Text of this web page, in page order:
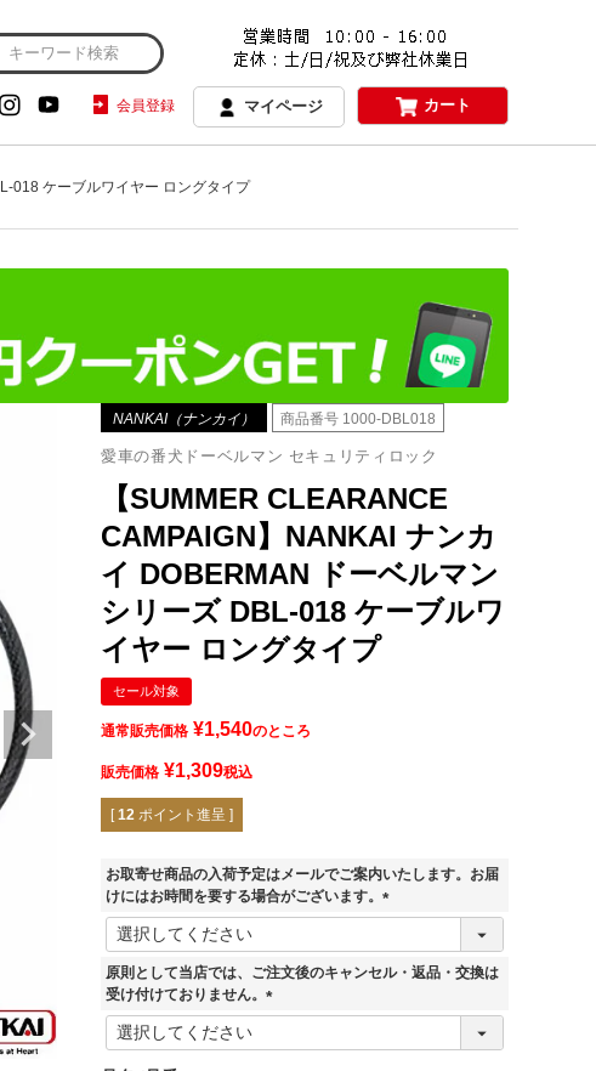
会員登録 マイページ カート
018 ケーブルワイヤー ロングタイプ
NANKAI（ナンカイ） 商品番号 1000-DBL018
愛車の番犬ドーベルマン セキュリティロック
【SUMMER CLEARANCE
CAMPAIGN】NANKAI ナンカ
イ DOBERMAN ドーベルマン
シリーズ DBL-018 ケーブルワ
イヤー ロングタイプ
セール対象
通常販売価格 ¥1,540のところ
販売価格 ¥1,309税込
[ 12 ポイント進呈 ]
お取寄せ商品の入荷予定はメールでご案内いたします。お届
けにはお時間を要する場合がございます。
(
須
原則として当店では、ご注文後のキャンセル・返品・交換は
受け付けておりません。
(